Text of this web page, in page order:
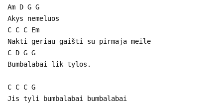
Am D G G
Akys nemeluos
C C C Em
Nakti geriau gaišti su pirmaja meile
C D G G
Bumbalabai lik tylos.
C C C G
Jis tyli bumbalabai bumbalabai